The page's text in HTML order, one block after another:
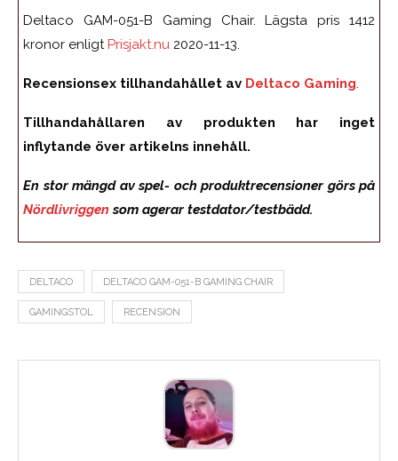
Deltaco GAM-051-B Gaming Chair. Lägsta pris 1412
kronor enligt Prisjakt.nu 2020-11-13.
Recensionsex tillhandahållet av Deltaco Gaming.
Tillhandahållaren av produkten har inget
inflytande över artikelns innehåll.
En stor mängd av spel- och produktrecensioner görs på
Nördlivriggen som agerar testdator/testbädd.
DELTACO DELTACO GAM-051-B GAMING CHAIR
GAMINGSTOL RECENSION